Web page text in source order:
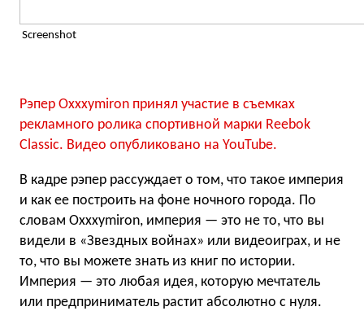
Screenshot
Рэпер Oxxxymiron принял участие в съемках
рекламного ролика спортивной марки Reebok
Classic. Видео опубликовано на YouTube.
В кадре рэпер рассуждает о том, что такое империя
и как ее построить на фоне ночного города. По
словам Oxxxymiron, империя — это не то, что вы
видели в «Звездных войнах» или видеоиграх, и не
то, что вы можете знать из книг по истории.
Империя — это любая идея, которую мечтатель
или предприниматель растит абсолютно с нуля.